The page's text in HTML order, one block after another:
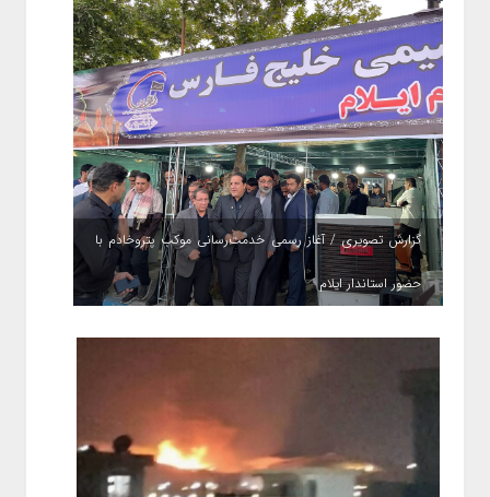
گزارش تصویری / آغاز رسمی خدمت‌رسانی موکب پتروخادم با
حضور استاندار ایلام